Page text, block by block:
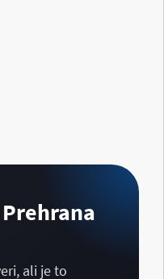
ali je to